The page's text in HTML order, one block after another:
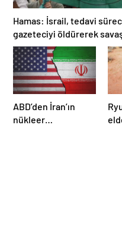
Hamas: İsrail, tedavi
gazeteciyi öldürerek
ABD’den İran’ın
nükleer